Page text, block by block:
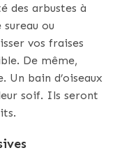
des arbustes à
ou
vos fraises
De même,
Un bain d’oiseaux
soif. Ils seront